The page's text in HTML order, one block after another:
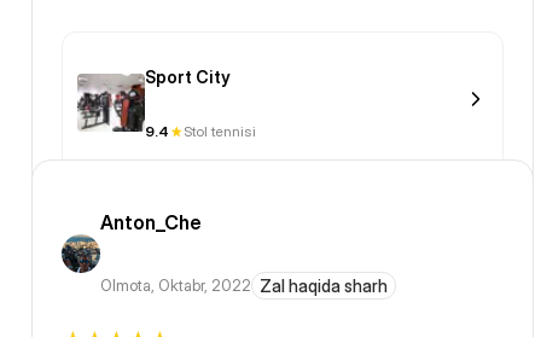
Sport City
9.4 Stol tennisi
Anton_Che
Olmota, Oktabr, 2022 Zal haqida sharh